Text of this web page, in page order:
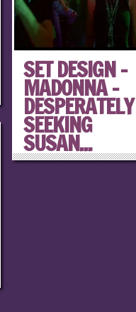
SET DESIGN –
MADONNA –
DESPERATELY
SEEKING
SUSAN...